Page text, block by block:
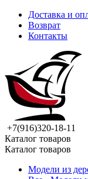
Доставка и
Возврат
Контакты
+7(916)320-18-11
Каталог товаров
Каталог товаров
Модели из